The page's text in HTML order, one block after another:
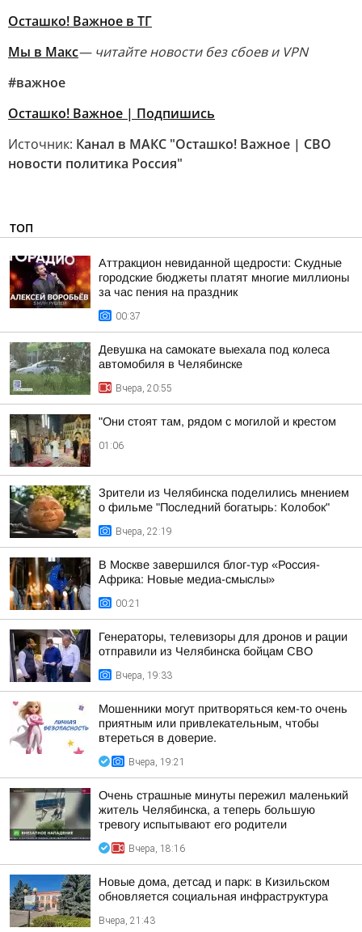
Осташко! Важное в ТГ
Мы в Макс— читайте новости без сбоев и VPN
#важное
Осташко! Важное | Подпишись
Источник: Канал в МАКС "Осташко! Важное | СВО
новости политика Россия"
ТОП
Аттракцион невиданной щедрости: Скудные
городские бюджеты платят многие миллионы
за час пения на праздник
00:37
Девушка на самокате выехала под колеса
автомобиля в Челябинске
Вчера, 20:55
"Они стоят там, рядом с могилой и крестом
01:06
Зрители из Челябинска поделились мнением
о фильме "Последний богатырь: Колобок"
Вчера, 22:19
В Москве завершился блог-тур «Россия-
Африка: Новые медиа-смыслы»
00:21
Генераторы, телевизоры для дронов и рации
отправили из Челябинска бойцам СВО
Вчера, 19:33
Мошенники могут притворяться кем-то очень
приятным или привлекательным, чтобы
втереться в доверие.
Вчера, 19:21
Очень страшные минуты пережил маленький
житель Челябинска, а теперь большую
тревогу испытывают его родители
Вчера, 18:16
Новые дома, детсад и парк: в Кизильском
обновляется социальная инфраструктура
Вчера, 21:43